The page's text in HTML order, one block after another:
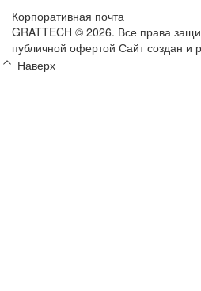
Корпоративная почта
GRATTECH © 2026. Все права
публичной офертой Сайт создан и
Наверх